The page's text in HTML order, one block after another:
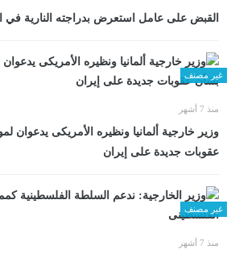
القبض على عامل استعرض بدراجته النارية في
غير مصنف
منذ 7 أشهر
وزير خارجية ألمانيا ونظيره الأمريكى
عقوبات جديدة على إيران
غير مصنف
منذ 7 أشهر